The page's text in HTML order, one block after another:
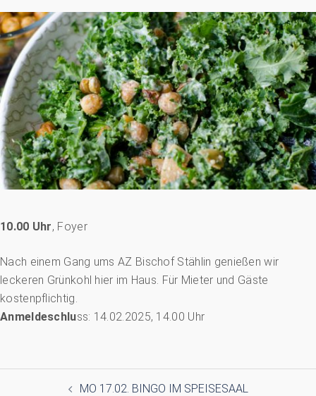
10.00 Uhr, Foyer
Nach einem Gang ums AZ Bischof Stählin genießen wir
leckeren Grünkohl hier im Haus. Für Mieter und Gäste
kostenpflichtig.
Anmeldeschluss: 14.02.2025, 14.00 Uhr
MO 17.02. BINGO IM SPEISESAAL